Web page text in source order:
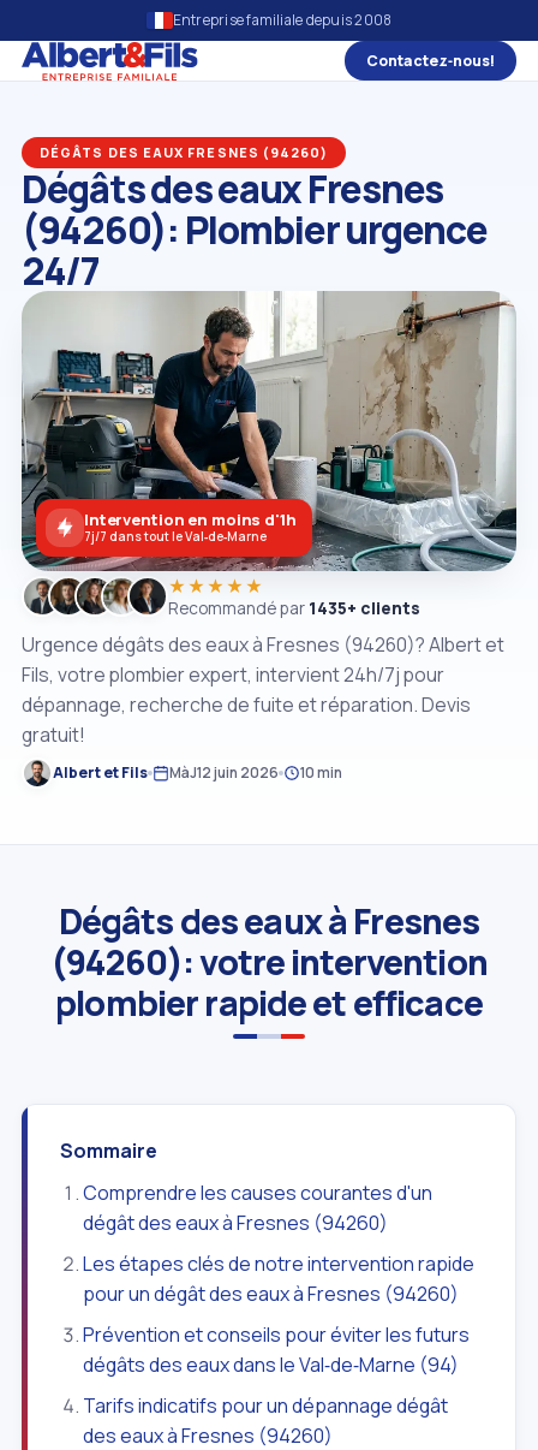
Entreprise familiale depuis 2008
Contactez‑nous!
DÉGÂTS DES EAUX FRESNES (94260)
Dégâts des eaux Fresnes
(94260): Plombier urgence
24/7
Urgence dégâts des eaux à Fresnes (94260)? Albert et
Fils, votre plombier expert, intervient 24h/7j pour
dépannage, recherche de fuite et réparation. Devis
gratuit!
Albert et Fils MàJ12 juin 2026 10 min
★★★★★
Recommandé par 1435+ clients
Intervention en moins d'1h
7j/7 dans tout le Val‑de‑Marne
Dégâts des eaux à Fresnes
(94260): votre intervention
plombier rapide et efficace
Sommaire
Comprendre les causes courantes d'un
dégât des eaux à Fresnes (94260)
Les étapes clés de notre intervention rapide
pour un dégât des eaux à Fresnes (94260)
Prévention et conseils pour éviter les futurs
dégâts des eaux dans le Val‑de‑Marne (94)
Tarifs indicatifs pour un dépannage dégât
des eaux à Fresnes (94260)